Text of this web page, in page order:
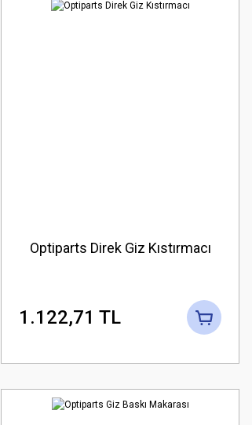
Optiparts Direk Giz Kıstırmacı
1.122,71 TL